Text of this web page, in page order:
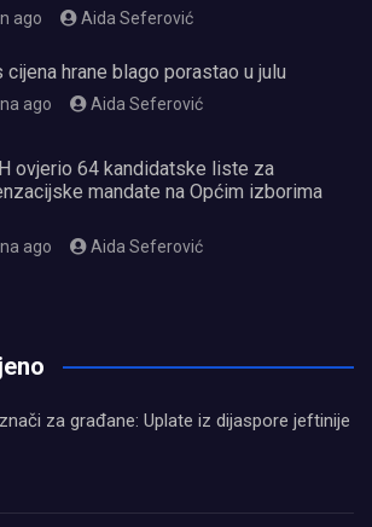
ago Aida Seferović
cijena hrane blago porastao u julu
ago Aida Seferović
ovjerio 64 kandidatske liste za
mandate na Općim izborima
ago Aida Seferović
za građane: Uplate iz dijaspore jeftinije